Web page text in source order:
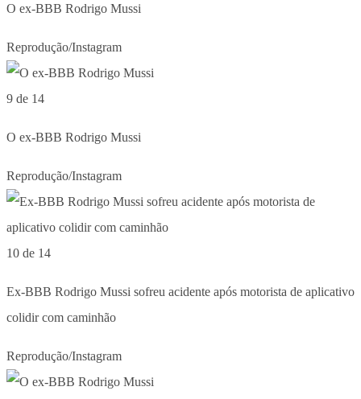
O ex-BBB Rodrigo Mussi
Reprodução/Instagram
9 de 14
O ex-BBB Rodrigo Mussi
Reprodução/Instagram
10 de 14
Ex-BBB Rodrigo Mussi sofreu acidente após motorista de aplicativo
colidir com caminhão
Reprodução/Instagram